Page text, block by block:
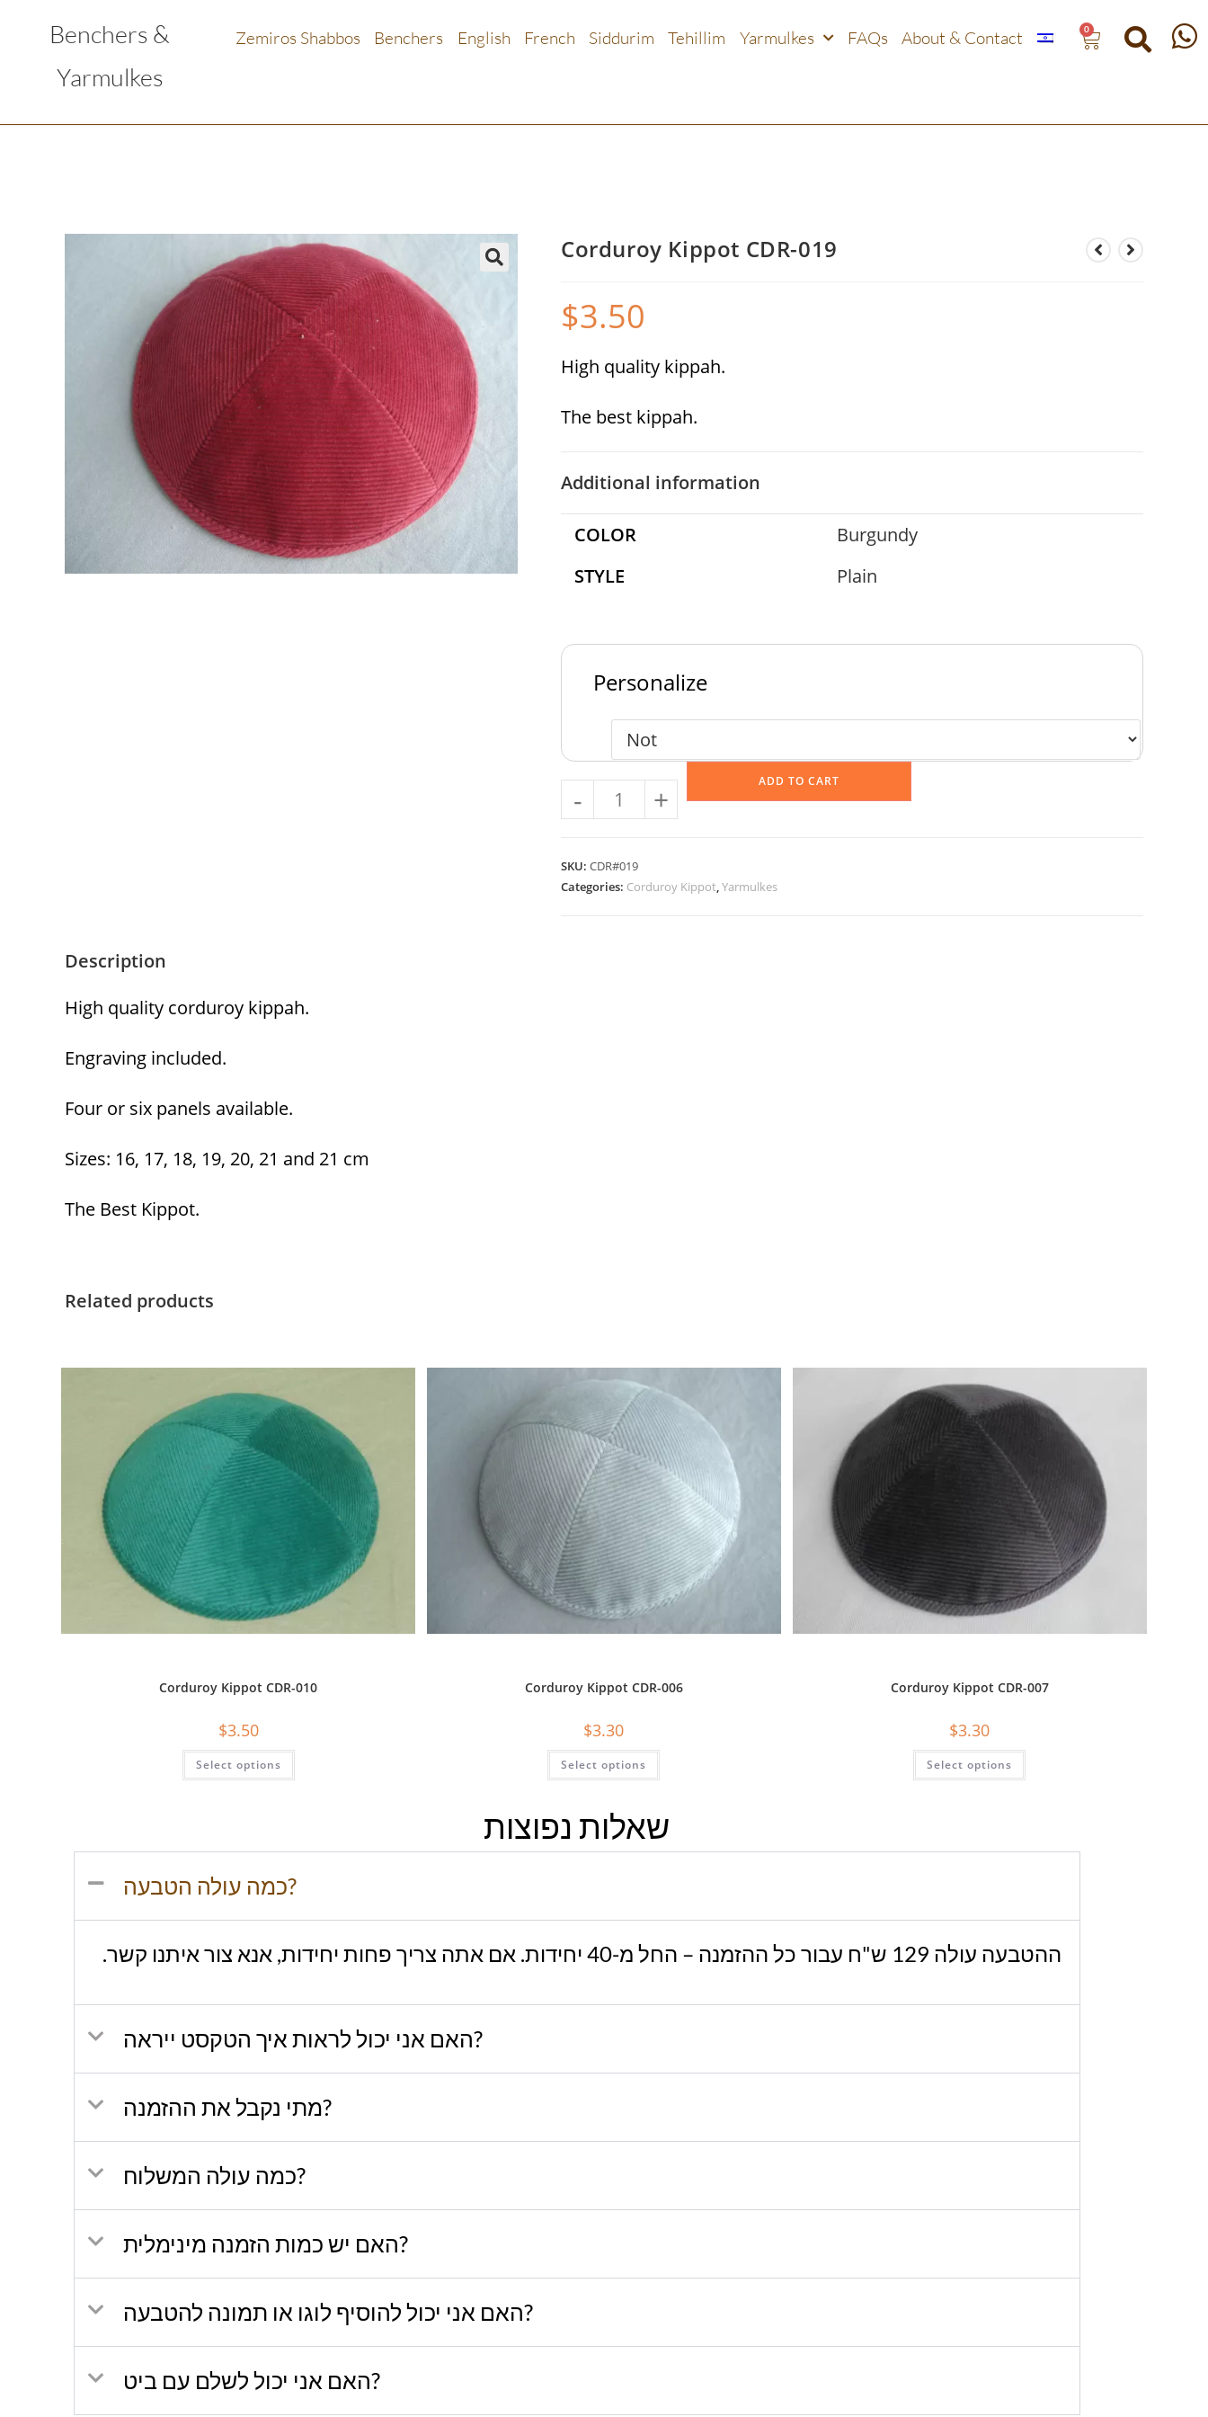
Benchers &
Yarmulkes
Zemiros Shabbos Benchers English French Siddurim Tehillim Yarmulkes FAQs About & Contact 0
Corduroy Kippot CDR-019
$3.50
High quality kippah.
The best kippah.
Additional information
COLOR
Burgundy
STYLE
Plain
Personalize
- +
ADD TO CART
SKU: CDR#019
Categories: Corduroy Kippot,Yarmulkes
Description
High quality corduroy kippah.
Engraving included.
Four or six panels available.
Sizes: 16, 17, 18, 19, 20, 21 and 21 cm
The Best Kippot.
Related products
Corduroy Kippot CDR-010
$3.50
Select options
Corduroy Kippot CDR-006
$3.30
Select options
Corduroy Kippot CDR-007
$3.30
Select options
שאלות נפוצות
כמה עולה הטבעה?
ההטבעה עולה 129 ש"ח עבור כל ההזמנה – החל מ-40 יחידות. אם אתה צריך פחות יחידות, אנא צור איתנו קשר.
האם אני יכול לראות איך הטקסט ייראה?
מתי נקבל את ההזמנה?
כמה עולה המשלוח?
האם יש כמות הזמנה מינימלית?
האם אני יכול להוסיף לוגו או תמונה להטבעה?
האם אני יכול לשלם עם ביט?